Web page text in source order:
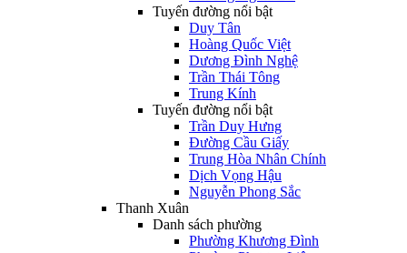
Tuyến đường nổi bật
Duy Tân
Hoàng Quốc Việt
Dương Đình Nghệ
Trần Thái Tông
Trung Kính
Tuyến đường nổi bật
Trần Duy Hưng
Đường Cầu Giấy
Trung Hòa Nhân Chính
Dịch Vọng Hậu
Nguyễn Phong Sắc
Thanh Xuân
Danh sách phường
Phường Khương Đình